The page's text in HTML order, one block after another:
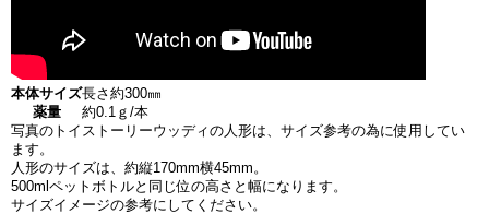
本体サイズ長さ約300㎜
薬量
約0.1ｇ/本
写真のトイストーリーウッディの人形は、サイズ参考の為に使用してい
ます。
人形のサイズは、約縦170mm横45mm。
500mlペットボトルと同じ位の高さと幅になります。
サイズイメージの参考にしてください。